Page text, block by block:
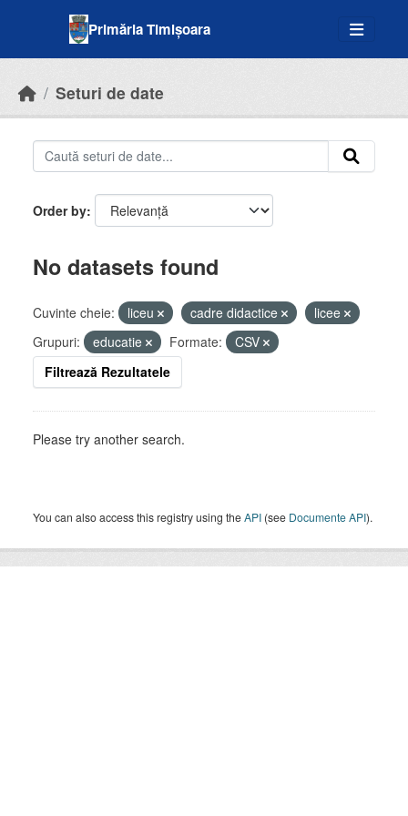
Primăria Timișoara
Seturi de date
Order by
No datasets found
Cuvinte cheie: liceu cadre didactice
licee
Grupuri:
educatie Formate:
CSV
Filtrează Rezultatele
Please try another search.
You can also access this registry using theAPI (see Documente API).